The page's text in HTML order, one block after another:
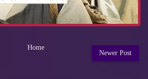
Newer Post
Home